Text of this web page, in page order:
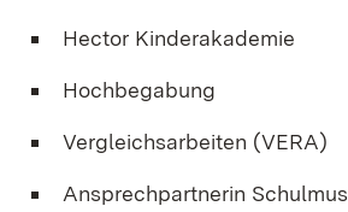
Hector Kinderakademie
Hochbegabung
Vergleichsarbeiten (VERA)
Ansprechpartnerin